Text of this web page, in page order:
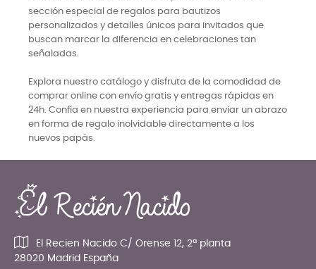
sección especial de regalos para bautizos
personalizados y detalles únicos para invitados que
buscan marcar la diferencia en celebraciones tan
señaladas.
Explora nuestro catálogo y disfruta de la comodidad de
comprar online con envío gratis y entregas rápidas en
24h. Confía en nuestra experiencia para enviar un abrazo
en forma de regalo inolvidable directamente a los
nuevos papás.
El Recien Nacido C/ Orense 12, 2ª planta
28020 Madrid España